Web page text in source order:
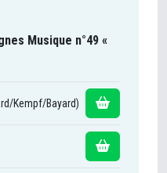
Musique n°49 «
Kempf/Bayard)